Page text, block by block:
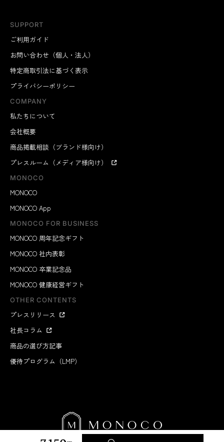
SUPPORT
ご利用ガイド
お問い合わせ（個人・法人）
特定商取引法に基づく表示
プライバシーポリシー
COMPANY
私たちについて
会社概要
商品掲載相談（ブランド様向け）
プレスルーム（メディア様向け）
MONOCO
MONOCO
MONOCO App
MONOCO FOR BUSINESS
MONOCO 周年記念ギフト
MONOCO 社内表彰
MONOCO 卒業記念品
MONOCO 健康経営ギフト
OTHER CONTENTS
プレスリリース
社長コラム
商品の選び方記事
優待プログラム（LMP）